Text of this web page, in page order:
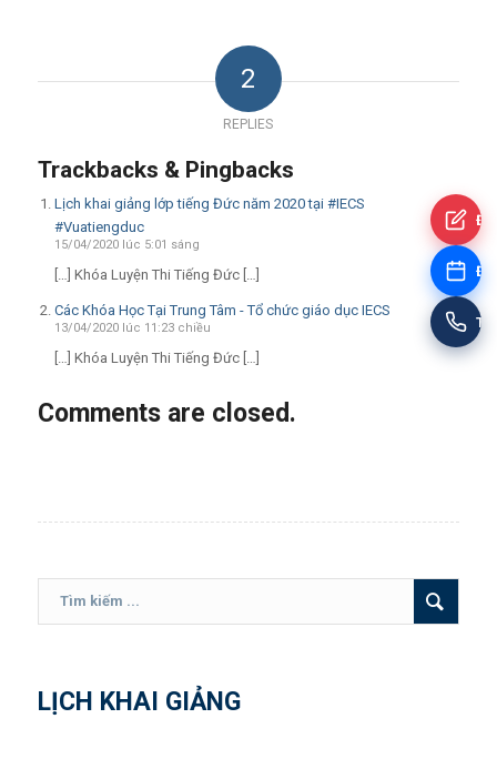
2
REPLIES
Trackbacks & Pingbacks
Lịch khai giảng lớp tiếng Đức năm 2020 tại #IECS
#Vuatiengduc
15/04/2020 lúc 5:01 sáng
[…] Khóa Luyện Thi Tiếng Đức […]
Các Khóa Học Tại Trung Tâm - Tổ chức giáo dục IECS
13/04/2020 lúc 11:23 chiều
[…] Khóa Luyện Thi Tiếng Đức […]
Comments are closed.
LỊCH KHAI GIẢNG
Tư